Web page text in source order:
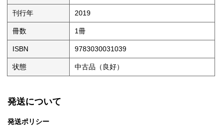
刊行年 2019
冊数 1冊
ISBN 9783030031039
状態 中古品（良好）
発送について
発送ポリシー